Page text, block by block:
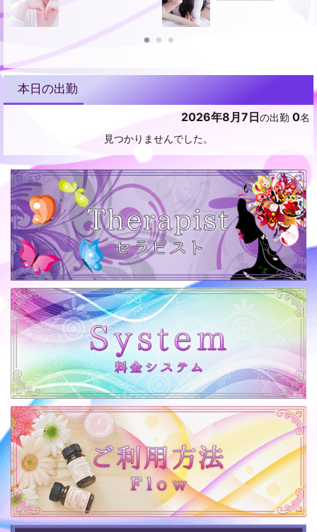
本日の出勤
2026年8月7日の出勤 0名
見つかりませんでした。